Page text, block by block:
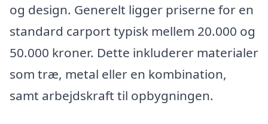
og design. Generelt ligger priserne for en
standard carport typisk mellem 20.000 og
50.000 kroner. Dette inkluderer materialer
som træ, metal eller en kombination,
samt arbejdskraft til opbygningen.